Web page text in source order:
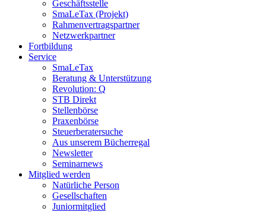
Geschäftsstelle
SmaLeTax (Projekt)
Rahmenvertragspartner
Netzwerkpartner
Fortbildung
Service
SmaLeTax
Beratung & Unterstützung
Revolution: Q
STB Direkt
Stellenbörse
Praxenbörse
Steuerberatersuche
Aus unserem Bücherregal
Newsletter
Seminarnews
Mitglied werden
Natürliche Person
Gesellschaften
Juniormitglied